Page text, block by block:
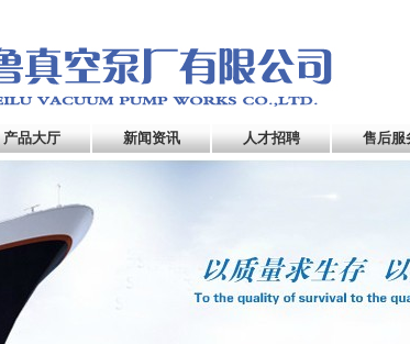
产品大厅 新闻资讯 人才招聘 售后服